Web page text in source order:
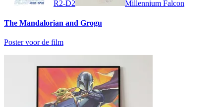
R2-D2 Millennium Falcon
The Mandalorian and Grogu
Poster voor de film